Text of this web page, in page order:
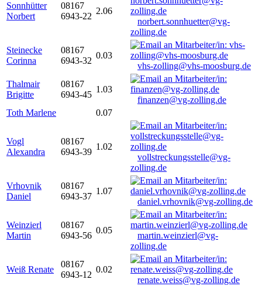
Sonnhütter
Norbert
08167
6943-22
2.06
norbert.sonnhuetter@vg-
zolling.de
Steinecke
Corinna
08167
6943-32
0.03
vhs-zolling@vhs-moosburg.de
Thalmair
Brigitte
08167
6943-45
1.03
finanzen@vg-zolling.de
Toth Marlene
0.07
Vogl
Alexandra
08167
6943-39
1.02
vollstreckungsstelle@vg-
zolling.de
Vrhovnik
Daniel
08167
6943-37
1.07
daniel.vrhovnik@vg-zolling.de
Weinzierl
Martin
08167
6943-56
0.05
martin.weinzierl@vg-
zolling.de
Weiß Renate
08167
6943-12
0.02
renate.weiss@vg-zolling.de